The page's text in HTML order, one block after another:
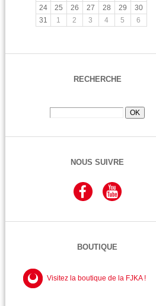
24
25 26 27 28 29
30
31
1 2 3 4 5 6
RECHERCHE
NOUS SUIVRE
BOUTIQUE
Visitez la boutique de la FJKA !